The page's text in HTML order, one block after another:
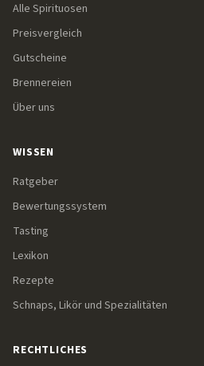
Alle Spirituosen
Preisvergleich
Gutscheine
Brennereien
Über uns
WISSEN
Ratgeber
Bewertungssystem
Tasting
Lexikon
Rezepte
Schnaps, Likör und Spezialitäten
RECHTLICHES